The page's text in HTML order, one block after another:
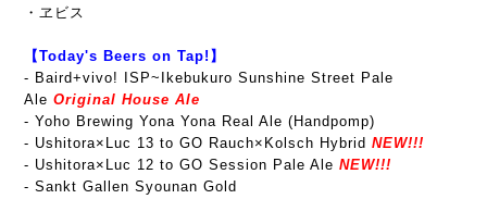
・ヱビス
【Today's Beers on Tap!】
- Baird+vivo! ISP~Ikebukuro Sunshine Street Pale
Ale Original House Ale
- Yoho Brewing Yona Yona Real Ale (Handpomp)
- Ushitora×Luc 13 to GO Rauch×Kolsch Hybrid NEW!!!
- Ushitora×Luc 12 to GO Session Pale Ale NEW!!!
- Sankt Gallen Syounan Gold